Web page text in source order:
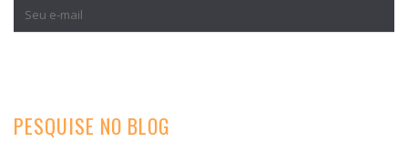
PESQUISE NO BLOG